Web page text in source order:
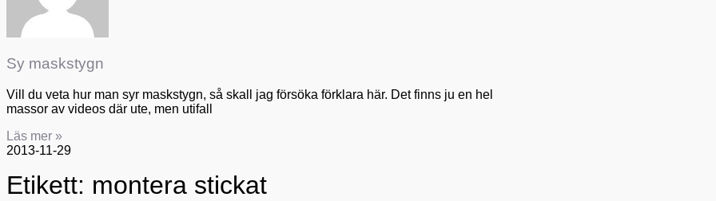
Sy maskstygn
Vill du veta hur man syr maskstygn, så skall jag försöka förklara här. Det finns ju en hel
massor av videos där ute, men utifall
Läs mer »
2013-11-29
Etikett: montera stickat